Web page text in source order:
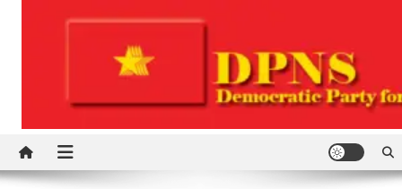
DPNS